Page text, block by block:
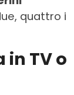
quattro i
TV o